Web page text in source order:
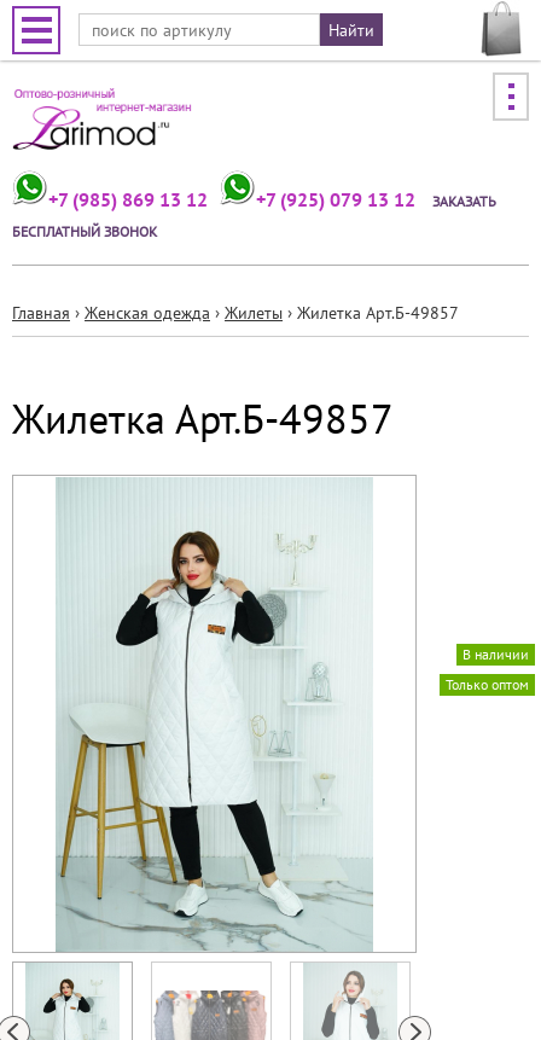
Jump to navigation
+7 (985) 869 13 12 +7 (925) 079 13 12
ЗАКАЗАТЬ
БЕСПЛАТНЫЙ ЗВОНОК
здесь
Главная › Женская одежда › Жилеты › Жилетка Арт.Б-49857
Жилетка Арт.Б-49857
Только оптом
В наличии